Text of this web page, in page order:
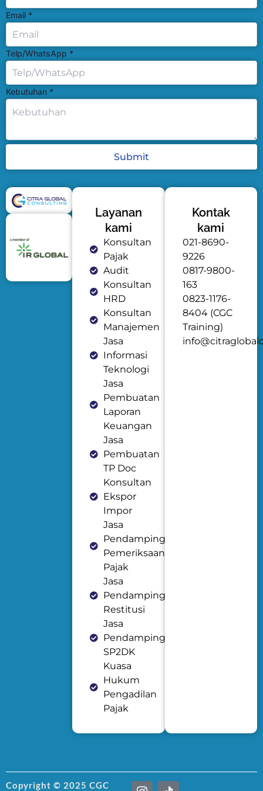
Email *
Telp/WhatsApp *
Kebutuhan *
Submit
Layanan
kami
Konsultan
Pajak
Audit
Konsultan
HRD
Konsultan
Manajemen
Jasa
Informasi
Teknologi
Jasa
Pembuatan
Laporan
Keuangan
Jasa
Pembuatan
TP Doc
Konsultan
Ekspor
Impor
Jasa
Pendampingan
Pemeriksaan
Pajak
Jasa
Pendampingan
Restitusi
Jasa
Pendampingan
SP2DK
Kuasa
Hukum
Pengadilan
Pajak
Kontak
kami
021-8690-
9226
0817-9800-
163
0823-1176-
8404 (CGC
Training)
Copyright © 2025 CGC
I
T